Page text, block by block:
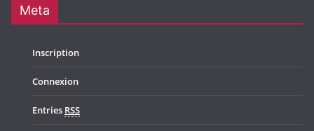
Meta
Inscription
Connexion
Entries RSS